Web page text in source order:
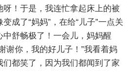
呀！于是，我连忙拿起床上的被
成了“妈妈”，在给“儿子”一点关
中舒畅极了！一会儿，妈妈醒
谢你，我的好儿子！”我看着妈
都笑了，因为我们都闻到了家